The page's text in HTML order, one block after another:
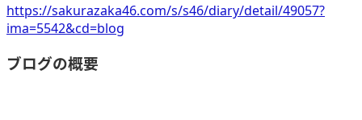
https://sakurazaka46.com/s/s46/diary/detail/49057?
ima=5542&cd=blog
ブログの概要